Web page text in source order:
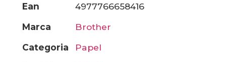
ean
4977766658416
marca
brother
categoria
papel